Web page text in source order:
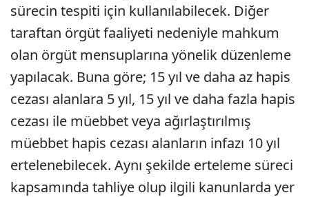
sürecin tespiti için kullanılabilecek. Diğer
taraftan örgüt faaliyeti nedeniyle mahkum
olan örgüt mensuplarına yönelik düzenleme
yapılacak. Buna göre; 15 yıl ve daha az hapis
cezası alanlara 5 yıl, 15 yıl ve daha fazla hapis
cezası ile müebbet veya ağırlaştırılmış
müebbet hapis cezası alanların infazı 10 yıl
ertelenebilecek. Aynı şekilde erteleme süreci
kapsamında tahliye olup ilgili kanunlarda yer